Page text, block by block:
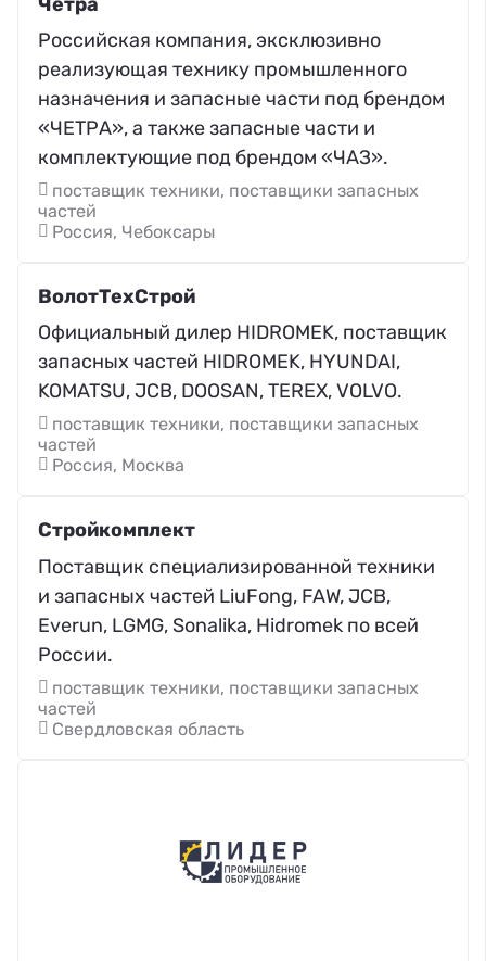
Российская компания, эксклюзивно
реализующая технику промышленного
назначения и запасные части под брендом
«ЧЕТРА», а также запасные части и
комплектующие под брендом «ЧАЗ».
поставщик техники, поставщики запасных
частей
Россия, Чебоксары
ВолотТехСтрой
Официальный дилер HIDROMEK, поставщик
запасных частей HIDROMEK, HYUNDAI,
KOMATSU, JCB, DOOSAN, TEREX, VOLVO.
поставщик техники, поставщики запасных
частей
Россия, Москва
Стройкомплект
Поставщик специализированной техники
и запасных частей LiuFong, FAW, JCB,
Everun, LGMG, Sonalika, Hidromek по всей
России.
поставщик техники, поставщики запасных
частей
Свердловская область